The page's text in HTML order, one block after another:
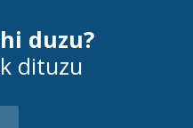
duzu?
dituzu